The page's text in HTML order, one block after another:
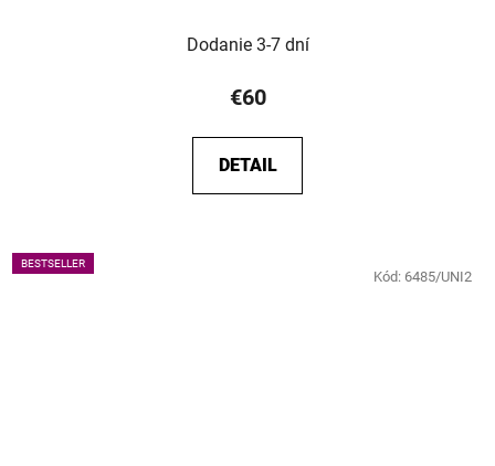
Dodanie 3-7 dní
€60
DETAIL
BESTSELLER
Kód: 6485/UNI2